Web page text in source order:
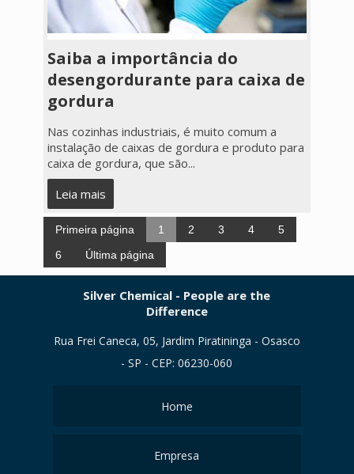
Saiba a importância do
desengordurante para caixa de
gordura
Nas cozinhas industriais, é muito comum a
instalação de caixas de gordura e produto para
caixa de gordura, que são...
Leia mais
Primeira página 1 2 3 4
5
6
Última página
Silver Chemical - People are the
Difference
Rua Frei Caneca, 05, Jardim Piratininga - Osasco
- SP - CEP: 06230-060
Home
Empresa